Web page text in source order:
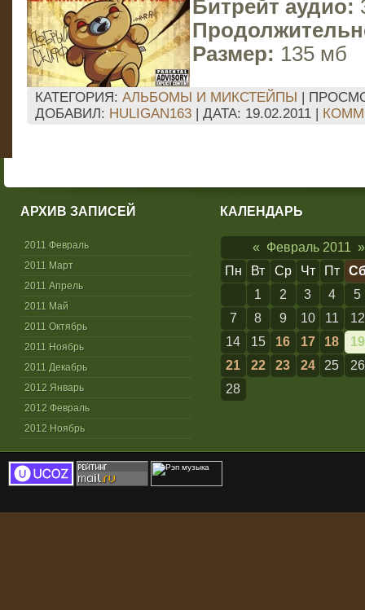
Битрейт аудио:
Размер: 135 мб
КАТЕГОРИЯ: АЛЬБОМЫ И МИКСТЕЙПЫ |
ДОБАВИЛ: HULIGAN163 | ДАТА: 19.02.2011 |
АРХИВ ЗАПИСЕЙ
2011 Февраль
2011 Март
2011 Апрель
2011 Май
2011 Октябрь
2011 Ноябрь
2011 Декабрь
2012 Январь
2012 Февраль
2012 Ноябрь
КАЛЕНДАРЬ
« Февраль 2011 »
Пн
Вт Ср Чт Пт
1
2 3 4
5
7
8 9 10 11
12
14
15 16 17 18
19
21
22 23 24 25
26
28